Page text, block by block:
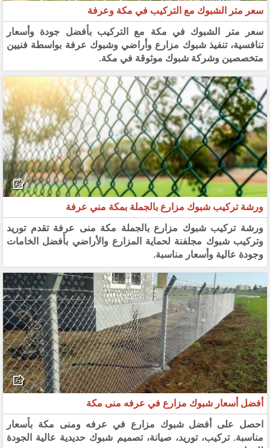
سعر متر الشبوك مع التركيب في مكة وعرفة
سعر متر الشبوك في مكة مع التركيب بأفضل جودة وأسعار
تنافسية، تنفيذ شبوك مزارع وأراضي وشبوك عرفة بواسطة فنيين
متخصصين وشركة شبوك موثوقة في مكة.
ورشة تركيب شبوك مزارع بالجملة بمكة مني عرفة
ورشة تركيب شبوك مزارع بالجملة مكة منى عرفة تقدم توريد
وتركيب شبوك مجلفنة لحماية المزارع والأراضي بأفضل الخامات
وجودة عالية وأسعار مناسبة.
أفضل أسعار شبوك مزارع في عرفه منى مكة
احصل على أفضل شبوك مزارع في عرفه ومنى مكة بأسعار
مناسبة. تركيب، توريد، صيانة، تصميم شبوك حديدية عالية الجودة